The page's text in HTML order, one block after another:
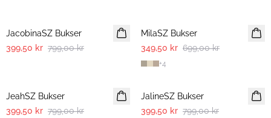
JacobinaSZ Bukser
399,50 kr 799,00 kr
MilaSZ Bukser
349,50 kr 699,00 kr
+4
JeahSZ Bukser
399,50 kr 799,00 kr
JalineSZ Bukser
399,50 kr 799,00 kr